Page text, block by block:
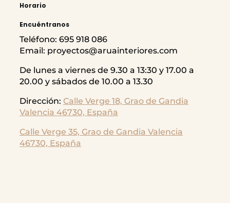
Horario
Encuéntranos
Teléfono: 695 918 086
Email: proyectos@aruainteriores.com
De lunes a viernes de 9.30 a 13:30 y 17.00 a
20.00 y sábados de 10.00 a 13.30
Dirección: Calle Verge 18, Grao de Gandia
Valencia 46730, España
Calle Verge 35, Grao de Gandia Valencia
46730, España